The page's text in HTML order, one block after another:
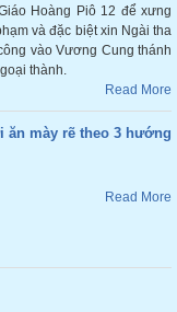
Hoàng Piô 12 để xưng
và đặc biệt xin Ngài tha
vào Vương Cung thánh
thành.
Read More
ăn mày rẽ theo 3 hướng
Read More